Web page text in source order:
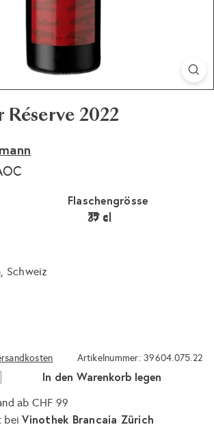
Réserve 2022
Flaschengrösse
75 cl
37 cl
Schweiz
Artikelnummer: 39604.075.22
In den Warenkorb legen
ab CHF 99
beiVinothek Brancaia Zürich